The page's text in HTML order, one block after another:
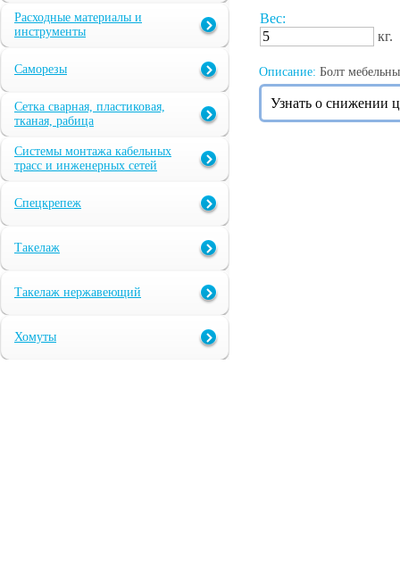
Расходные материалы и
инструменты
Саморезы
Сетка сварная, пластиковая,
тканая, рабица
Системы монтажа кабельных
трасс и инженерных сетей
Спецкрепеж
Такелаж
Такелаж нержавеющий
Хомуты
Вес:
кг.
Описание: Болт
Узнать о снижении